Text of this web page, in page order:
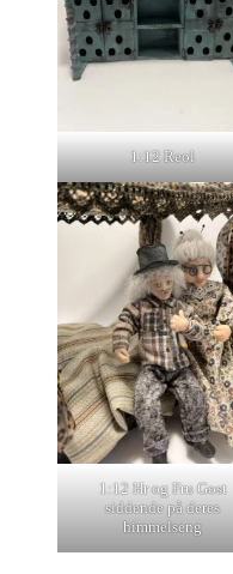
1:12 Reol
1:12 Hr og Fru Gost
siddende på deres
himmelseng